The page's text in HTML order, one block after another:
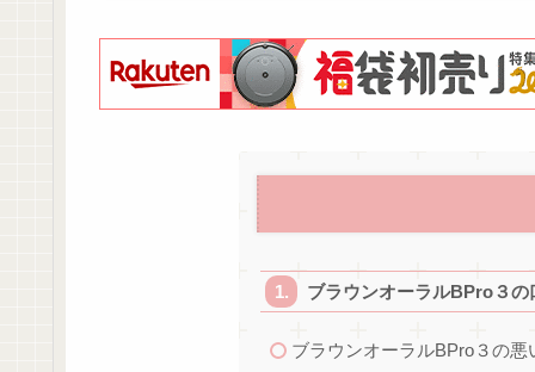
ブラウンオーラルBPro３の
ブラウンオーラルBPro３の悪